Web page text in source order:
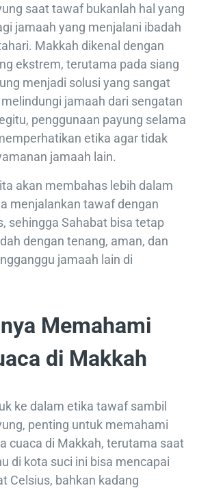
saat tawaf bukanlah hal yang
jamaah yang menjalani ibadah
Makkah dikenal dengan
ekstrem, terutama pada siang
menjadi solusi yang sangat
jamaah dari sengatan
penggunaan payung selama
etika agar tidak
jamaah lain.
akan membahas lebih dalam
menjalankan tawaf dengan
sehingga Sahabat bisa tetap
dengan tenang, aman, dan
jamaah lain di
Memahami
di Makkah
ke dalam etika tawaf sambil
penting untuk memahami
cuaca di Makkah, terutama saat
di kota suci ini bisa mencapai
Celsius, bahkan kadang